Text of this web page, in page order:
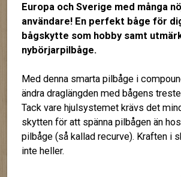
Europa och Sverige med många
användare! En perfekt båge för
bågskytte som hobby samt
nybörjarpilbåge.
Med denna smarta pilbåge i
ändra draglängden med bågens
Tack vare hjulsystemet krävs det
skytten för att spänna pilbågen än
pilbåge (så kallad recurve). Kraften i
inte heller.